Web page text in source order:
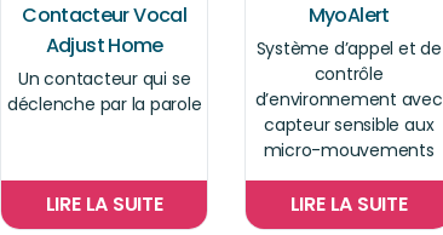
Contacteur Vocal
Adjust Home
Un contacteur qui se
déclenche par la parole
LIRE LA SUITE
MyoAlert
Système d’appel et de
contrôle
d’environnement avec
capteur sensible aux
micro-mouvements
LIRE LA SUITE